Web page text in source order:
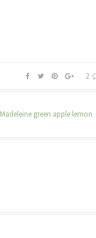
2
Madeleine green apple lemon